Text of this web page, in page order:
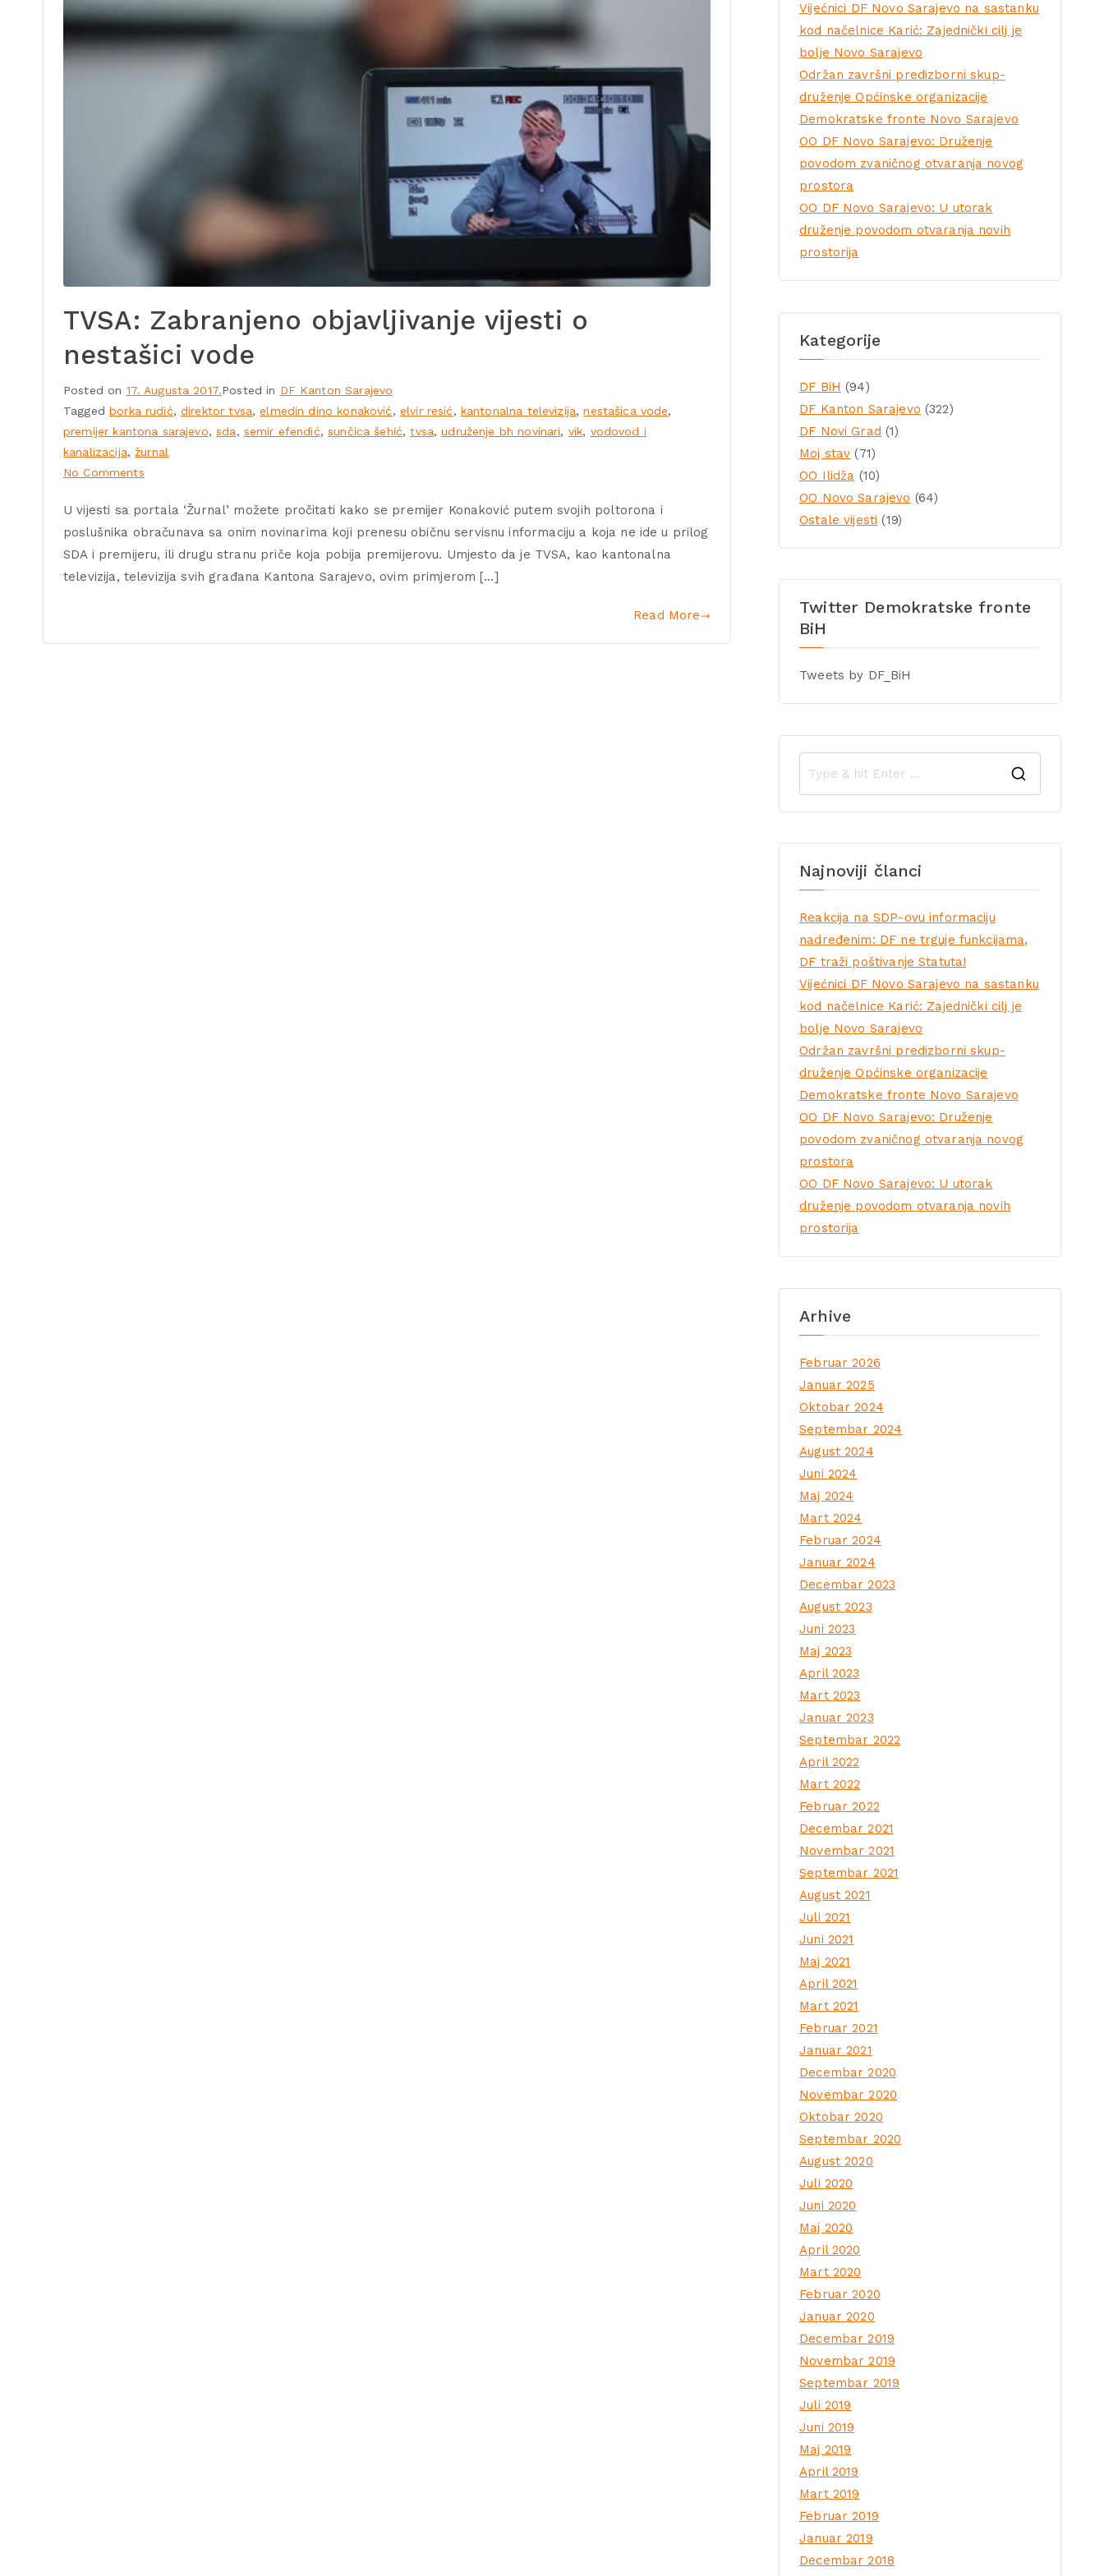
TVSA: Zabranjeno objavljivanje vijesti o
nestašici vode
Posted on 17. Augusta 2017.Posted in DF Kanton Sarajevo
Taggedborka rudić,direktor tvsa,elmedin dino konaković, elvir resić, kantonalna televizija,nestašica vode,
premijer kantona sarajevo,sda, semir efendić,sunčica šehić,tvsa,udruženje bh novinari, vik, vodovod i
kanalizacija,žurnal
No Comments
U vijesti sa portala ‘Žurnal’ možete pročitati kako se premijer Konaković putem svojih poltorona i
poslušnika obračunava sa onim novinarima koji prenesu običnu servisnu informaciju a koja ne ide u prilog
SDA i premijeru, ili drugu stranu priče koja pobija premijerovu. Umjesto da je TVSA, kao kantonalna
televizija, televizija svih građana Kantona Sarajevo, ovim primjerom […]
Read More
Vijećnici DF Novo Sarajevo na sastanku
kod načelnice Karić: Zajednički cilj je
bolje Novo Sarajevo
Održan završni predizborni skup-
druženje Općinske organizacije
Demokratske fronte Novo Sarajevo
OO DF Novo Sarajevo: Druženje
povodom zvaničnog otvaranja novog
prostora
OO DF Novo Sarajevo: U utorak
druženje povodom otvaranja novih
prostorija
Kategorije
DF BiH (94)
DF Kanton Sarajevo (322)
DF Novi Grad (1)
Moj stav (71)
OO Ilidža (10)
OO Novo Sarajevo (64)
Ostale vijesti (19)
Twitter Demokratske fronte
BiH
Tweets by DF_BiH
Najnoviji članci
Reakcija na SDP-ovu informaciju
nadređenim: DF ne trguje funkcijama,
DF traži poštivanje Statuta!
Vijećnici DF Novo Sarajevo na sastanku
kod načelnice Karić: Zajednički cilj je
bolje Novo Sarajevo
Održan završni predizborni skup-
druženje Općinske organizacije
Demokratske fronte Novo Sarajevo
OO DF Novo Sarajevo: Druženje
povodom zvaničnog otvaranja novog
prostora
OO DF Novo Sarajevo: U utorak
druženje povodom otvaranja novih
prostorija
Arhive
Februar 2026
Januar 2025
Oktobar 2024
Septembar 2024
August 2024
Juni 2024
Maj 2024
Mart 2024
Februar 2024
Januar 2024
Decembar 2023
August 2023
Juni 2023
Maj 2023
April 2023
Mart 2023
Januar 2023
Septembar 2022
April 2022
Mart 2022
Februar 2022
Decembar 2021
Novembar 2021
Septembar 2021
August 2021
Juli 2021
Juni 2021
Maj 2021
April 2021
Mart 2021
Februar 2021
Januar 2021
Decembar 2020
Novembar 2020
Oktobar 2020
Septembar 2020
August 2020
Juli 2020
Juni 2020
Maj 2020
April 2020
Mart 2020
Februar 2020
Januar 2020
Decembar 2019
Novembar 2019
Septembar 2019
Juli 2019
Juni 2019
Maj 2019
April 2019
Mart 2019
Februar 2019
Januar 2019
Decembar 2018